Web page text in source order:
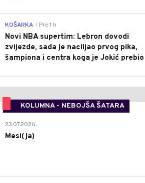
KOŠARKA Pre 1 h
Novi NBA supertim: Lebron dovodi
zvijezde, sada je naciljao prvog pika,
šampiona i centra koga je Jokić prebio
KOLUMNA - NEBOJŠA ŠATARA
23.07.2026.
Mesi(ja)